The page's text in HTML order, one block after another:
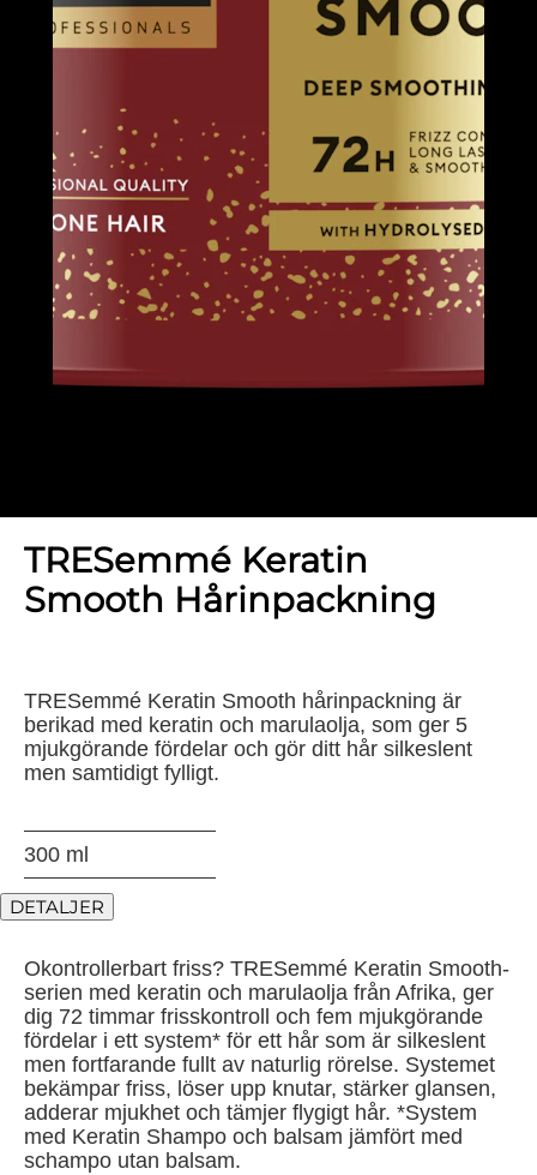
TRESemmé Keratin
Smooth Hårinpackning
TRESemmé Keratin Smooth hårinpackning är
berikad med keratin och marulaolja, som ger 5
mjukgörande fördelar och gör ditt hår silkeslent
men samtidigt fylligt.
300 ml
DETALJER
Okontrollerbart friss? TRESemmé Keratin Smooth-
serien med keratin och marulaolja från Afrika, ger
dig 72 timmar frisskontroll och fem mjukgörande
fördelar i ett system* för ett hår som är silkeslent
men fortfarande fullt av naturlig rörelse. Systemet
bekämpar friss, löser upp knutar, stärker glansen,
adderar mjukhet och tämjer flygigt hår. *System
med Keratin Shampo och balsam jämfört med
schampo utan balsam.